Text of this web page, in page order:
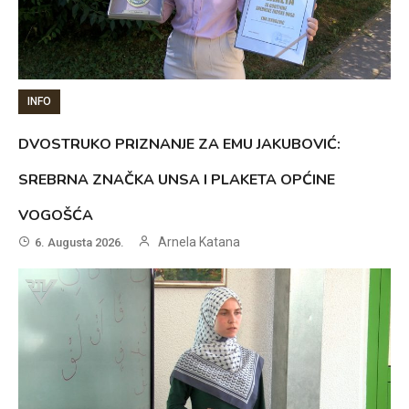
INFO
DVOSTRUKO PRIZNANJE ZA EMU JAKUBOVIĆ:
SREBRNA ZNAČKA UNSA I PLAKETA OPĆINE
VOGOŠĆA
6. Augusta 2026. Arnela Katana